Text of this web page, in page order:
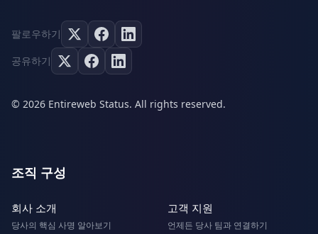
팔로우하기
공유하기
© 2026 Entireweb Status. All rights reserved.
조직 구성
회사 소개
당사의 핵심 사명 알아보기
고객 지원
언제든 당사 팀과 연결하기